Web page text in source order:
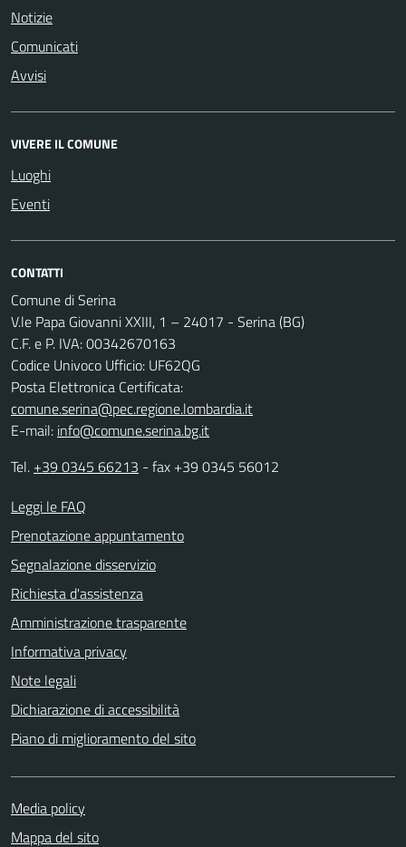
Notizie
Comunicati
Avvisi
VIVERE IL COMUNE
Luoghi
Eventi
CONTATTI
Comune di Serina
V.le Papa Giovanni XXIII, 1 – 24017 - Serina (BG)
C.F. e P. IVA: 00342670163
Codice Univoco Ufficio: UF62QG
Posta Elettronica Certificata:
comune.serina@pec.regione.lombardia.it
E-mail: info@comune.serina.bg.it
Tel. +39 0345 66213 - fax +39 0345 56012
Leggi le FAQ
Prenotazione appuntamento
Segnalazione disservizio
Richiesta d'assistenza
Amministrazione trasparente
Informativa privacy
Note legali
Dichiarazione di accessibilità
Piano di miglioramento del sito
Media policy
Mappa del sito